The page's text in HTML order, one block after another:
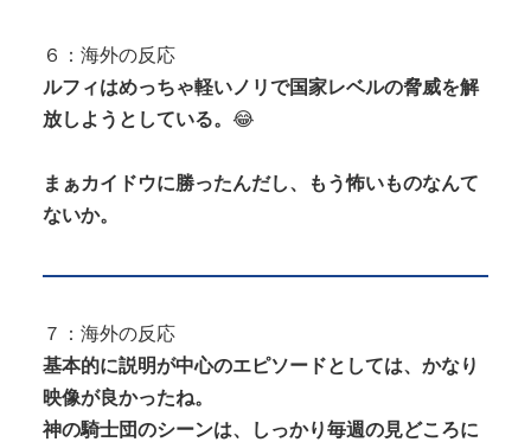
６：海外の反応
ルフィはめっちゃ軽いノリで国家レベルの脅威を解
放しようとしている。 😂
まぁカイドウに勝ったんだし、もう怖いものなんて
ないか。
７：海外の反応
基本的に説明が中心のエピソードとしては、かなり
映像が良かったね。
神の騎士団のシーンは、しっかり毎週の見どころに